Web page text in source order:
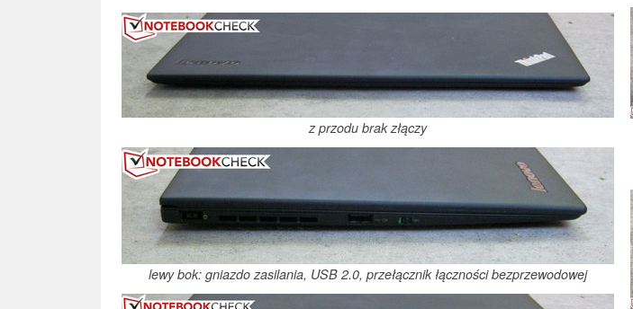
z przodu brak złączy
lewy bok: gniazdo zasilania, USB 2.0, przełącznik łączności bezprzewodowej